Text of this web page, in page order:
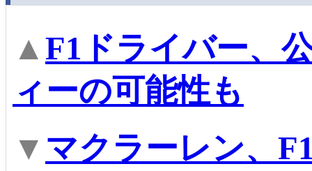
▲F1ドライバー、
ィーの可能性も
▼ マクラーレン、